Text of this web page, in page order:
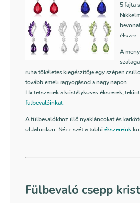
5 fajta
ékszer.
A
ruha tökéletes kiegészítője egy szépen
tovább emeli ragyogásod a nagy napon.
Ha tetszenek a kristályköves ékszerek,
fülbevalóinkat.
A fülbevalókhoz illő nyakláncokat és
oldalunkon. Nézz szét a többi ékszereink
Fülbevaló csepp